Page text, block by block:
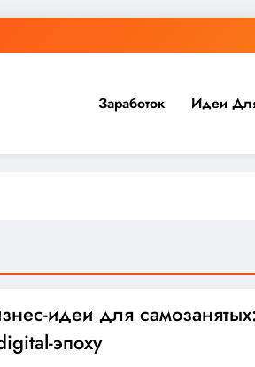
Заработок Идеи
идеи для
эпоху